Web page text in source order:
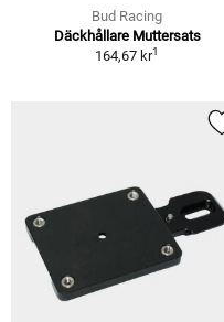
Bud Racing
Däckhållare Muttersats
164,67 kr1